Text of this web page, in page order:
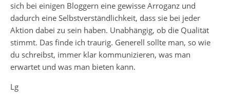
sich bei einigen Bloggern eine gewisse Arroganz und
dadurch eine Selbstverständlichkeit, dass sie bei jeder
Aktion dabei zu sein haben. Unabhängig, ob die Qualität
stimmt. Das finde ich traurig. Generell sollte man, so wie
du schreibst, immer klar kommunizieren, was man
erwartet und was man bieten kann.
Lg